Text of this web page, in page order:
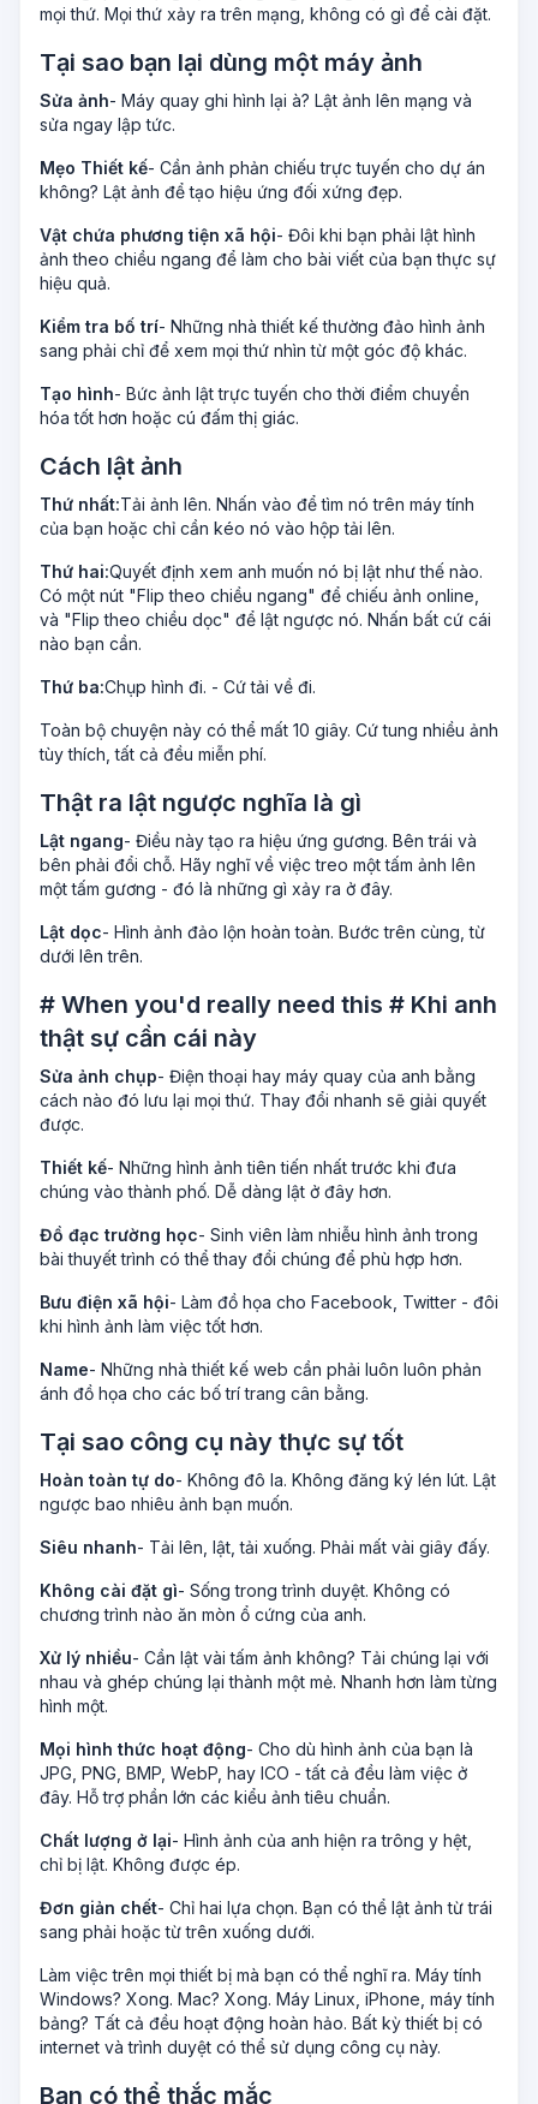
mọi thứ. Mọi thứ xảy ra trên mạng, không có gì để cài đặt.
Tại sao bạn lại dùng một máy ảnh
Sửa ảnh- Máy quay ghi hình lại à? Lật ảnh lên mạng và
sửa ngay lập tức.
Mẹo Thiết kế- Cần ảnh phản chiếu trực tuyến cho dự án
không? Lật ảnh để tạo hiệu ứng đối xứng đẹp.
Vật chứa phương tiện xã hội- Đôi khi bạn phải lật hình
ảnh theo chiều ngang để làm cho bài viết của bạn thực sự
hiệu quả.
Kiểm tra bố trí- Những nhà thiết kế thường đảo hình ảnh
sang phải chỉ để xem mọi thứ nhìn từ một góc độ khác.
Tạo hình- Bức ảnh lật trực tuyến cho thời điểm chuyển
hóa tốt hơn hoặc cú đấm thị giác.
Cách lật ảnh
Thứ nhất:Tải ảnh lên. Nhấn vào để tìm nó trên máy tính
của bạn hoặc chỉ cần kéo nó vào hộp tải lên.
Thứ hai:Quyết định xem anh muốn nó bị lật như thế nào.
Có một nút "Flip theo chiều ngang" để chiếu ảnh online,
và "Flip theo chiều dọc" để lật ngược nó. Nhấn bất cứ cái
nào bạn cần.
Thứ ba:Chụp hình đi. - Cứ tải về đi.
Toàn bộ chuyện này có thể mất 10 giây. Cứ tung nhiều ảnh
tùy thích, tất cả đều miễn phí.
Thật ra lật ngược nghĩa là gì
Lật ngang- Điều này tạo ra hiệu ứng gương. Bên trái và
bên phải đổi chỗ. Hãy nghĩ về việc treo một tấm ảnh lên
một tấm gương - đó là những gì xảy ra ở đây.
Lật dọc- Hình ảnh đảo lộn hoàn toàn. Bước trên cùng, từ
dưới lên trên.
# When you'd really need this # Khi anh
thật sự cần cái này
Sửa ảnh chụp- Điện thoại hay máy quay của anh bằng
cách nào đó lưu lại mọi thứ. Thay đổi nhanh sẽ giải quyết
được.
Thiết kế- Những hình ảnh tiên tiến nhất trước khi đưa
chúng vào thành phố. Dễ dàng lật ở đây hơn.
Đồ đạc trường học- Sinh viên làm nhiễu hình ảnh trong
bài thuyết trình có thể thay đổi chúng để phù hợp hơn.
Bưu điện xã hội- Làm đồ họa cho Facebook, Twitter - đôi
khi hình ảnh làm việc tốt hơn.
Name- Những nhà thiết kế web cần phải luôn luôn phản
ánh đồ họa cho các bố trí trang cân bằng.
Tại sao công cụ này thực sự tốt
Hoàn toàn tự do- Không đô la. Không đăng ký lén lút. Lật
ngược bao nhiêu ảnh bạn muốn.
Siêu nhanh- Tải lên, lật, tải xuống. Phải mất vài giây đấy.
Không cài đặt gì- Sống trong trình duyệt. Không có
chương trình nào ăn mòn ổ cứng của anh.
Xử lý nhiều- Cần lật vài tấm ảnh không? Tải chúng lại với
nhau và ghép chúng lại thành một mẻ. Nhanh hơn làm từng
hình một.
Mọi hình thức hoạt động- Cho dù hình ảnh của bạn là
JPG, PNG, BMP, WebP, hay ICO - tất cả đều làm việc ở
đây. Hỗ trợ phần lớn các kiểu ảnh tiêu chuẩn.
Chất lượng ở lại- Hình ảnh của anh hiện ra trông y hệt,
chỉ bị lật. Không được ép.
Đơn giản chết- Chỉ hai lựa chọn. Bạn có thể lật ảnh từ trái
sang phải hoặc từ trên xuống dưới.
Làm việc trên mọi thiết bị mà bạn có thể nghĩ ra. Máy tính
Windows? Xong. Mac? Xong. Máy Linux, iPhone, máy tính
bảng? Tất cả đều hoạt động hoàn hảo. Bất kỳ thiết bị có
internet và trình duyệt có thể sử dụng công cụ này.
Bạn có thể thắc mắc